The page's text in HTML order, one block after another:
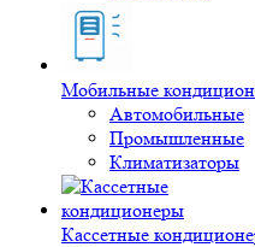
Мобильные
Автомобильные
Промышленные
Климатизаторы
Кассетные